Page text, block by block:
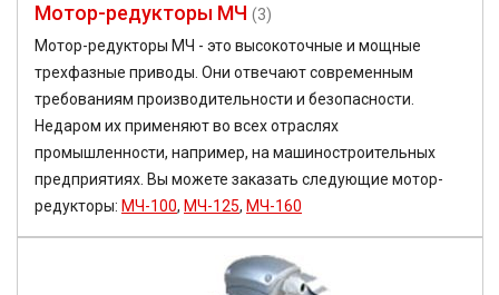
Мотор-редукторы МЧ (3)
Мотор-редукторы МЧ - это высокоточные и мощные
трехфазные приводы. Они отвечают современным
требованиям производительности и безопасности.
Недаром их применяют во всех отраслях
промышленности, например, на машиностроительных
предприятиях. Вы можете заказать следующие мотор-
редукторы: МЧ-100, МЧ-125, МЧ-160